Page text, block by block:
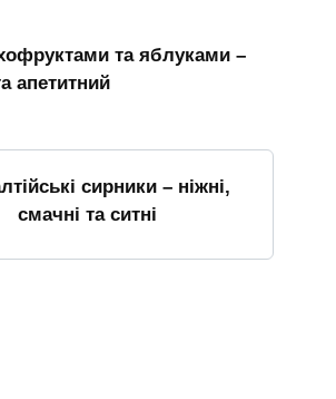
та яблуками –
апетитний
сирники – ніжні,
смачні та ситні